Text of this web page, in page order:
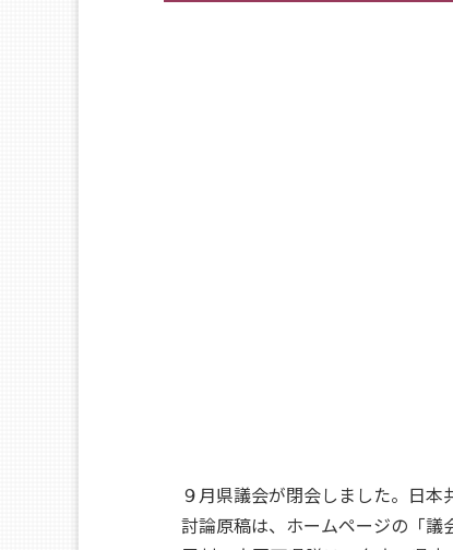
９月県議会が閉会しました。日本
討論原稿は、ホームページの「議